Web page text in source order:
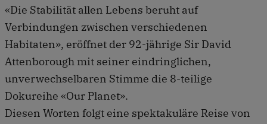
«Die Stabilität allen Lebens beruht auf
Verbindungen zwischen verschiedenen
Habitaten», eröffnet der 92-jährige Sir David
Attenborough mit seiner eindringlichen,
unverwechselbaren Stimme die 8-teilige
Dokureihe «Our Planet».
Diesen Worten folgt eine spektakuläre Reise von